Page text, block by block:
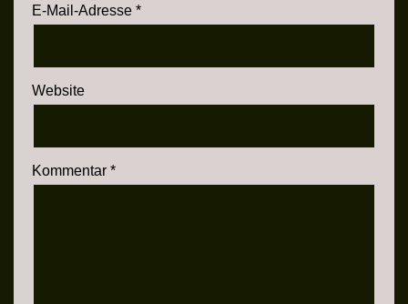
E-Mail-Adresse *
Website
Kommentar *